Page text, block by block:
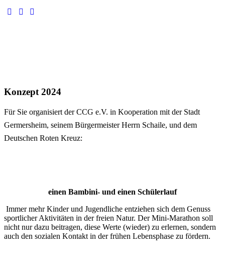
Konzept 2024
Für Sie organisiert der CCG e.V. in Kooperation mit der Stadt
Germersheim, seinem Bürgermeister Herrn Schaile, und dem
Deutschen Roten Kreuz:
einen Bambini- und einen Schülerlauf
Immer mehr Kinder und Jugendliche entziehen sich dem Genuss
sportlicher Aktivitäten in der freien Natur. Der Mini-Marathon soll
nicht nur dazu beitragen, diese Werte (wieder) zu erlernen, sondern
auch den sozialen Kontakt in der frühen Lebensphase zu fördern.